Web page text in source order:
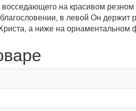
на красивом
в левой Он
а ниже на орнаментальном